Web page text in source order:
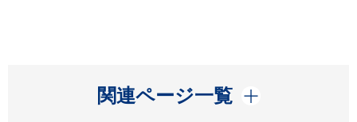
関連ページ一覧
開く